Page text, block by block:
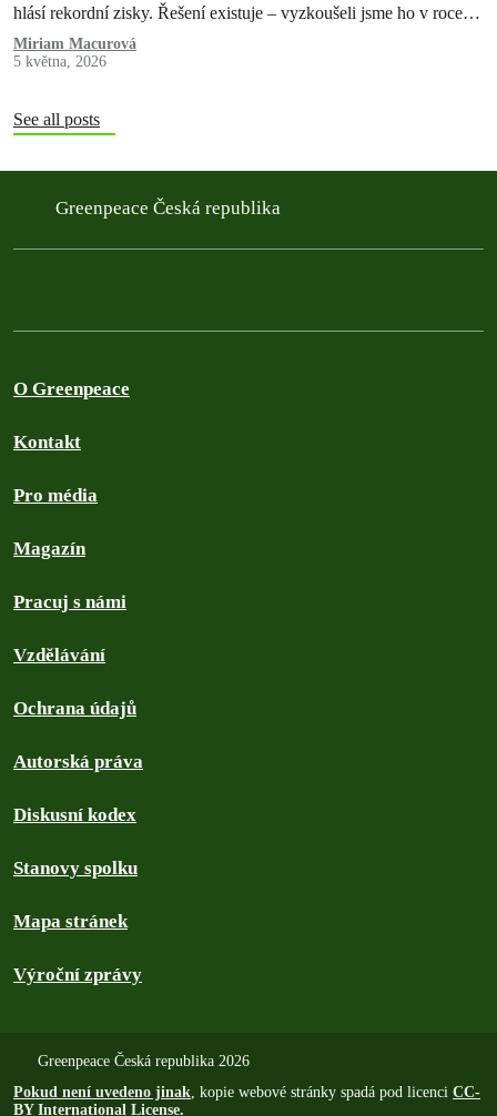
hlásí rekordní zisky. Řešení existuje – vyzkoušeli jsme ho v roce
2022 a pokazili. Teď máme druhou…
Miriam Macurová
5 května, 2026
See all posts
Greenpeace Česká republika
O Greenpeace
Kontakt
Pro média
Magazín
Pracuj s námi
Vzdělávání
Ochrana údajů
Autorská práva
Diskusní kodex
Stanovy spolku
Mapa stránek
Výroční zprávy
Greenpeace Česká republika 2026
Pokud není uvedeno jinak , kopie webové stránky spadá pod licenci CC-
BY International License.